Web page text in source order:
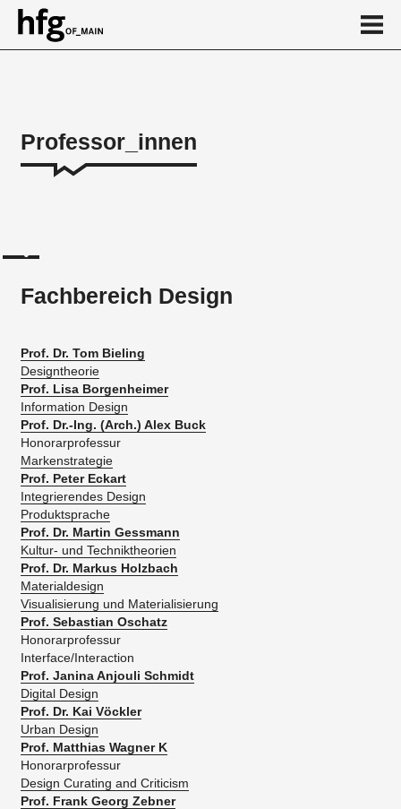
Über
Professor_innen
Fachbereich Design
Prof. Dr. Tom Bieling
Designtheorie
Prof. Lisa Borgenheimer
Information Design
Prof. Dr.-Ing. (Arch.) Alex Buck
Honorarprofessur
Markenstrategie
Prof. Peter Eckart
Integrierendes Design
​Produktsprache
Prof. Dr. Martin Gessmann
Kultur- und Techniktheorien
Prof. Dr. Markus Holzbach
​Materialdesign
Visualisierung und Materialisierung
Prof. Sebastian Oschatz
Honorarprofessur
​Interface/Interaction​
Prof. Janina Anjouli Schmidt
Digital Design
Prof. Dr. Kai Vöckler
Urban Design
Prof. Matthias Wagner K
Honorarprofessur
Design Curating and Criticism
Prof. Frank Georg Zebner